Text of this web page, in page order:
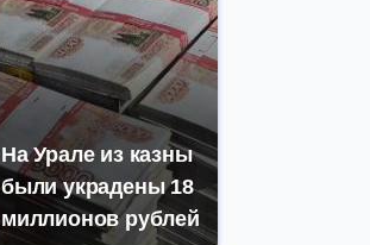
На Урале из казны
были украдены 18
миллионов рублей